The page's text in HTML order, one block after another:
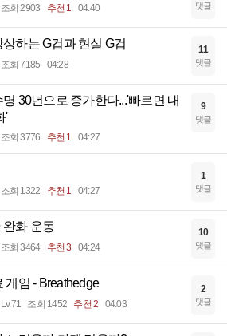
조회 2903 추천 1 04:40 댓글
상하는 G컵과 현실 G컵
조회 7185 04:28
11
댓글
명 30년으로 증가한다...'빠르면 내
'
조회 3776 추천 1 04:27
9
댓글
조회 1322 추천 1 04:27
1
댓글
완화 운동
조회 3464 추천 3 04:24
10
댓글
게임 - Breathedge
Lv.71 조회 1452 추천 2 04:03
2
댓글